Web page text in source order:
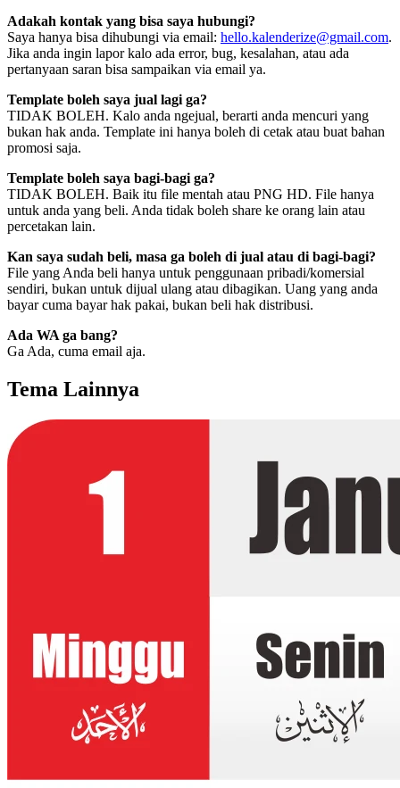
Adakah kontak yang bisa saya hubungi?
Saya hanya bisa dihubungi via email: hello.kalenderize@gmail.com.
Jika anda ingin lapor kalo ada error, bug, kesalahan, atau ada
pertanyaan saran bisa sampaikan via email ya.
Template boleh saya jual lagi ga?
TIDAK BOLEH. Kalo anda ngejual, berarti anda mencuri yang
bukan hak anda. Template ini hanya boleh di cetak atau buat bahan
promosi saja.
Template boleh saya bagi-bagi ga?
TIDAK BOLEH. Baik itu file mentah atau PNG HD. File hanya
untuk anda yang beli. Anda tidak boleh share ke orang lain atau
percetakan lain.
Kan saya sudah beli, masa ga boleh di jual atau di bagi-bagi?
File yang Anda beli hanya untuk penggunaan pribadi/komersial
sendiri, bukan untuk dijual ulang atau dibagikan. Uang yang anda
bayar cuma bayar hak pakai, bukan beli hak distribusi.
Ada WA ga bang?
Ga Ada, cuma email aja.
Tema Lainnya